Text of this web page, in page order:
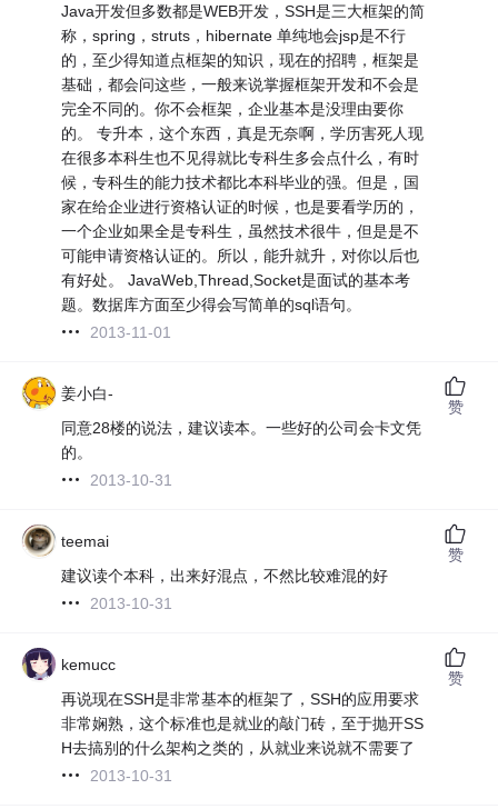
Java开发但多数都是WEB开发，SSH是三大框架的简
称，spring，struts，hibernate 单纯地会jsp是不行
的，至少得知道点框架的知识，现在的招聘，框架是
基础，都会问这些，一般来说掌握框架开发和不会是
完全不同的。你不会框架，企业基本是没理由要你
的。 专升本，这个东西，真是无奈啊，学历害死人现
在很多本科生也不见得就比专科生多会点什么，有时
候，专科生的能力技术都比本科毕业的强。但是，国
家在给企业进行资格认证的时候，也是要看学历的，
一个企业如果全是专科生，虽然技术很牛，但是是不
可能申请资格认证的。所以，能升就升，对你以后也
有好处。 JavaWeb,Thread,Socket是面试的基本考
题。数据库方面至少得会写简单的sql语句。
2013-11-01
姜小白-
同意28楼的说法，建议读本。一些好的公司会卡文凭
的。
2013-10-31
赞
teemai
建议读个本科，出来好混点，不然比较难混的好
2013-10-31
赞
kemucc
再说现在SSH是非常基本的框架了，SSH的应用要求
非常娴熟，这个标准也是就业的敲门砖，至于抛开SS
H去搞别的什么架构之类的，从就业来说就不需要了
2013-10-31
赞